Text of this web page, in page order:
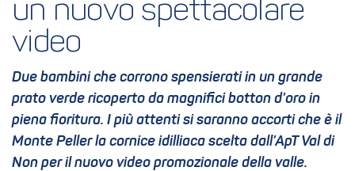
un nuovo spettacolare
video
Due bambini che corrono spensierati in un grande
prato verde ricoperto da magnifici botton d’oro in
piena fioritura. I più attenti si saranno accorti che è il
Monte Peller la cornice idilliaca scelta dall’ApT Val di
Non per il nuovo video promozionale della valle.